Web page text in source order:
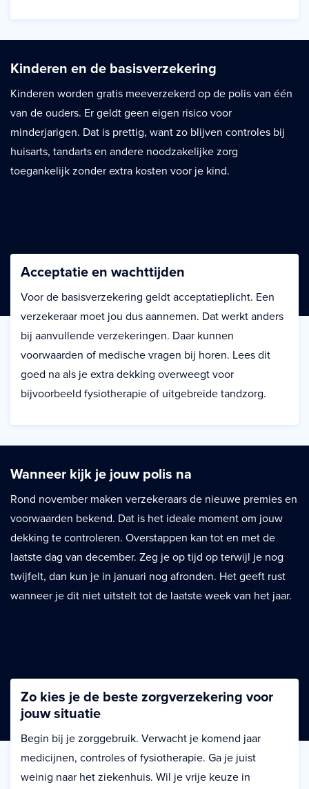
Kinderen en de basisverzekering
Kinderen worden gratis meeverzekerd op de polis van één
van de ouders. Er geldt geen eigen risico voor
minderjarigen. Dat is prettig, want zo blijven controles bij
huisarts, tandarts en andere noodzakelijke zorg
toegankelijk zonder extra kosten voor je kind.
Acceptatie en wachttijden
Voor de basisverzekering geldt acceptatieplicht. Een
verzekeraar moet jou dus aannemen. Dat werkt anders
bij aanvullende verzekeringen. Daar kunnen
voorwaarden of medische vragen bij horen. Lees dit
goed na als je extra dekking overweegt voor
bijvoorbeeld fysiotherapie of uitgebreide tandzorg.
Wanneer kijk je jouw polis na
Rond november maken verzekeraars de nieuwe premies en
voorwaarden bekend. Dat is het ideale moment om jouw
dekking te controleren. Overstappen kan tot en met de
laatste dag van december. Zeg je op tijd op terwijl je nog
twijfelt, dan kun je in januari nog afronden. Het geeft rust
wanneer je dit niet uitstelt tot de laatste week van het jaar.
Zo kies je de beste zorgverzekering voor
jouw situatie
Begin bij je zorggebruik. Verwacht je komend jaar
medicijnen, controles of fysiotherapie. Ga je juist
weinig naar het ziekenhuis. Wil je vrije keuze in